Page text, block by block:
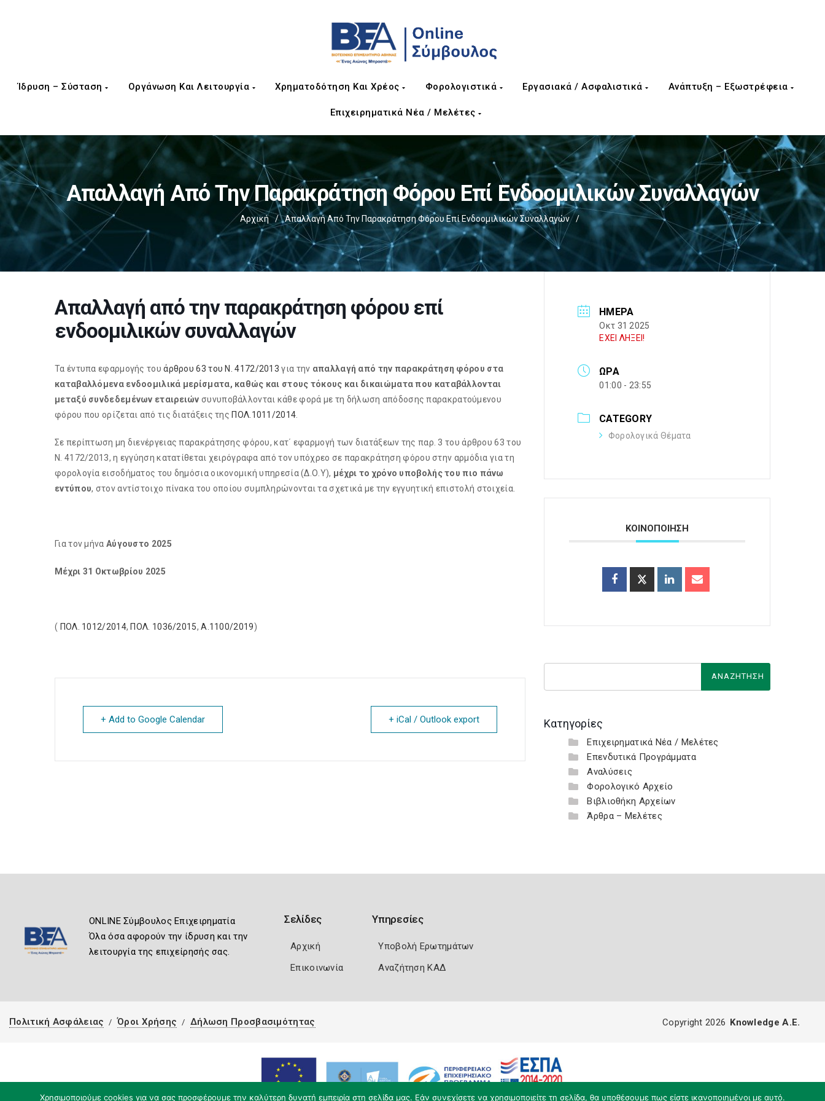
Ίδρυση – Σύσταση Οργάνωση Και Λειτουργία Χρηματοδότηση Και Χρέος Φορολογιστικά Εργασιακά / Ασφαλιστικά Ανάπτυξη – Εξωστρέφεια
Επιχειρηματικά Νέα / Μελέτες
Απαλλαγή Από Την Παρακράτηση Φόρου Επί Ενδοομιλικών Συναλλαγών
Αρχική / Απαλλαγή Από Την Παρακράτηση Φόρου Επί Ενδοομιλικών Συναλλαγών /
Απαλλαγή από την παρακράτηση φόρου επί
ενδοομιλικών συναλλαγών
Τα έντυπα εφαρμογής τουάρθρου 63 του Ν. 4172/2013 για την απαλλαγή από την παρακράτηση φόρου στα
καταβαλλόμενα ενδοομιλικά μερίσματα, καθώς και στους τόκους και δικαιώματα που καταβάλλονται
μεταξύ συνδεδεμένων εταιρειών συνυποβάλλονται κάθε φορά με τη δήλωση απόδοσης παρακρατούμενου
φόρου που ορίζεται από τις διατάξεις της ΠΟΛ.1011/2014
Σε περίπτωση μη διενέργειας παρακράτησης φόρου, κατ΄ εφαρμογή των διατάξεων της παρ. 3 του άρθρου 63 του
Ν. 4172/2013, η εγγύηση κατατίθεται χειρόγραφα από τον υπόχρεο σε παρακράτηση φόρου στην αρμόδια για τη
φορολογία εισοδήματος του δημόσια οικονομική υπηρεσία (Δ.Ο.Υ), μέχρι το χρόνο υποβολής του πιο πάνω
εντύπου, στον αντίστοιχο πίνακα του οποίου συμπληρώνονται τα σχετικά με την εγγυητική επιστολή στοιχεία.
Για τον μήνα Αύγουστο 2025
Μέχρι 31 Οκτωβρίου 2025
( ΠΟΛ. 1012/2014, ΠΟΛ. 1036/2015,Α.1100/2019)
+ Add to Google Calendar + iCal / Outlook export
ΗΜΈΡΑ
Οκτ 31 2025
ΕΧΕΙ ΛΗΞΕΙ!
ΏΡΑ
01:00 - 23:55
CATEGORY
Φορολογικά Θέματα
ΚΟΙΝΟΠΟΙΗΣΗ
Κατηγορίες
Επιχειρηματικά Νέα / Μελέτες
Επενδυτικά Προγράμματα
Αναλύσεις
Φορολογικό Αρχείο
Βιβλιοθήκη Αρχείων
Άρθρα – Μελέτες
ONLINE Σύμβουλος Επιχειρηματία
Όλα όσα αφορούν την ίδρυση και την
λειτουργία της επιχείρησής σας.
Σελίδες
Αρχική
Επικοινωνία
Υπηρεσίες
Υποβολή Ερωτημάτων
Αναζήτηση ΚΑΔ
Πολιτική Ασφάλειας Όροι Χρήσης Δήλωση Προσβασιμότητας
Χρησιμοποιούμε cookies για να σας προσφέρουμε την καλύτερη δυνατή εμπειρία στη σελίδα μας. Εάν συνεχίσετε να χρησιμοποιείτε τη σελίδα, θα υποθέσουμε πως είστε ικανοποιημένοι με αυτό.
Copyright 2026 Knowledge A.E.